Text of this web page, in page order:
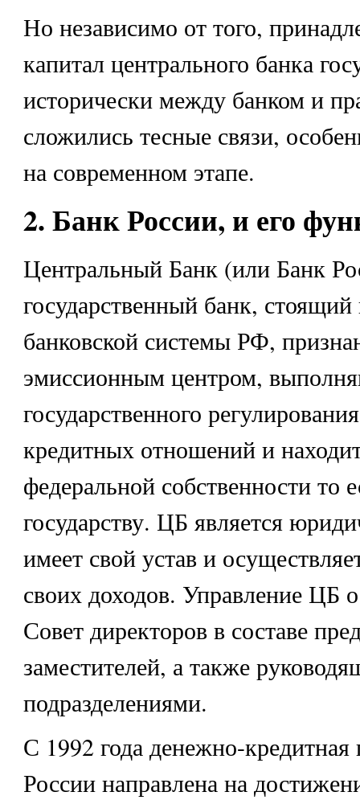
Но независимо от того,
капитал центрального банка
исторически между банком и
сложились тесные связи,
на современном этапе.
2. Банк России, и его
Центральный Банк (или Банк
государственный банк, стоящий
банковской системы РФ,
эмиссионным центром,
государственного
кредитных отношений и
федеральной собственности то
государству. ЦБ является
имеет свой устав и
своих доходов. Управление ЦБ
Совет директоров в составе
заместителей, а также
подразделениями.
С 1992 года денежно-кредитная
России направлена на